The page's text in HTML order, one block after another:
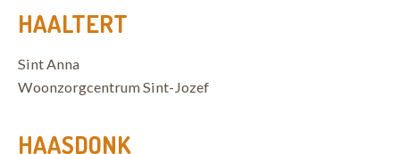
HAALTERT
Sint Anna
Woonzorgcentrum Sint-Jozef
HAASDONK